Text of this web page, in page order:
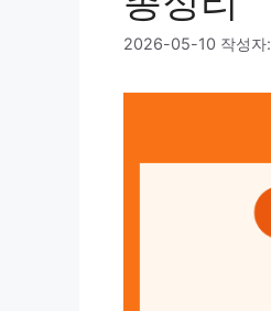
2026-05-10 작성자: